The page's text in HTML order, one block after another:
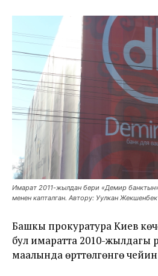
Имарат 2011-жылдан бери «Демир
менен капталган. Автору: Уулкан
Башкы прокуратура Киев
бул имаратта 2010-жылдагы
маалында өрттөлгөнгө